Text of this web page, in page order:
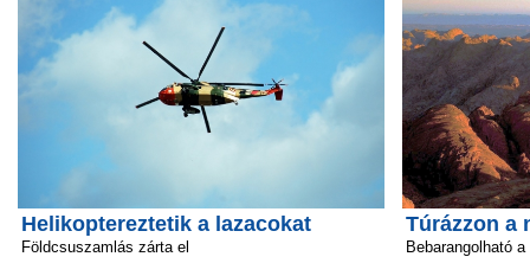
Helikoptereztetik a lazacokat
Földcsuszamlás zárta el
Túrázzon a
Bebarangolható